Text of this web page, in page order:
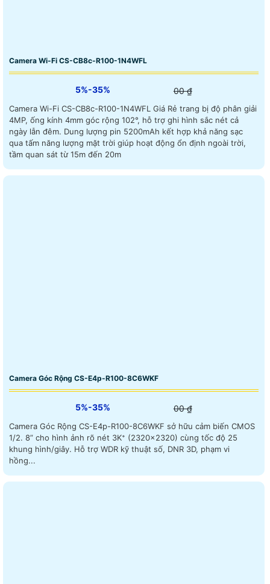
Camera Wi-Fi CS-CB8c-R100-1N4WFL
5%-35% 00 ₫
Camera Wi-Fi CS-CB8c-R100-1N4WFL Giá Rẻ trang bị độ phân giải
4MP, ống kính 4mm góc rộng 102°, hỗ trợ ghi hình sắc nét cả
ngày lẫn đêm. Dung lượng pin 5200mAh kết hợp khả năng sạc
qua tấm năng lượng mặt trời giúp hoạt động ổn định ngoài trời,
tầm quan sát từ 15m đến 20m
Camera Góc Rộng CS-E4p-R100-8C6WKF
5%-35% 00 ₫
Camera Góc Rộng CS-E4p-R100-8C6WKF sở hữu cảm biến CMOS
1/2. 8” cho hình ảnh rõ nét 3K⁺ (2320×2320) cùng tốc độ 25
khung hình/giây. Hỗ trợ WDR kỹ thuật số, DNR 3D, phạm vi
hồng...